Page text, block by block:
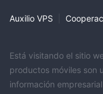
Auxilio VPS
Está visitando el sitio
productos móviles son
información